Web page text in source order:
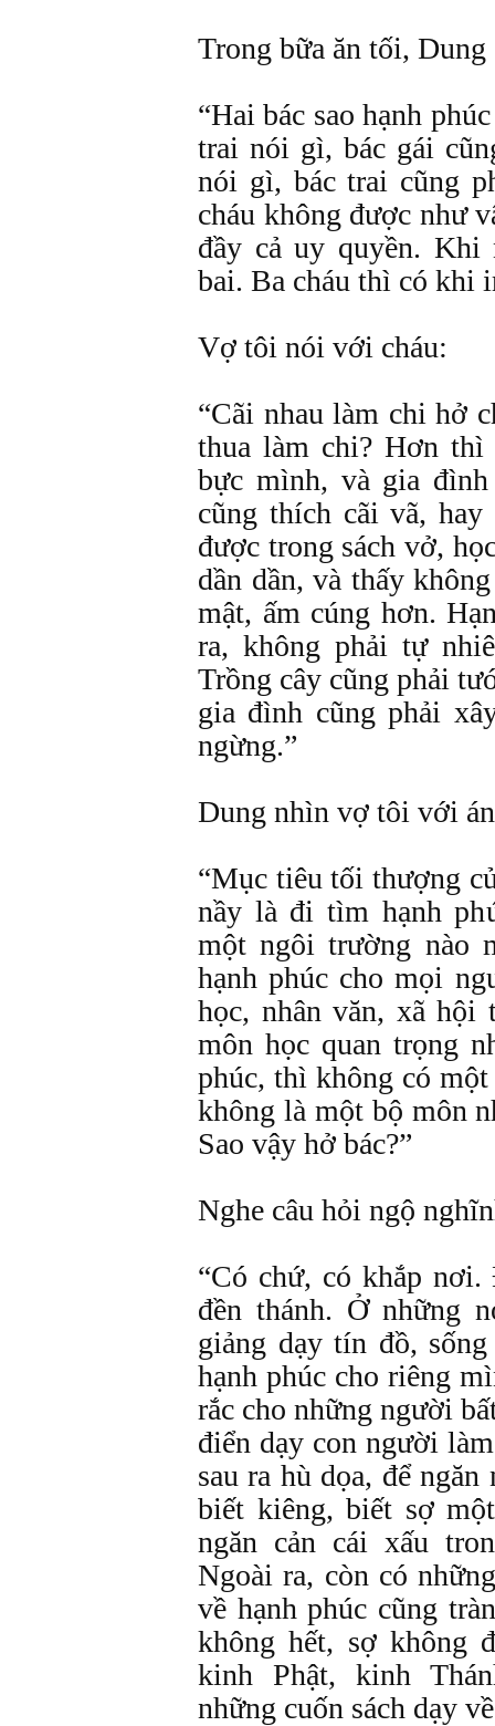
Trong bữa ăn tối, Dung
“Hai bác sao hạnh
trai nói gì, bác gái
nói gì, bác trai cũng
cháu không được như
đầy cả uy quyền. Khi
bai. Ba cháu thì có khi
Vợ tôi nói với cháu:
“Cãi nhau làm chi hở
thua làm chi? Hơn
bực mình, và gia
cũng thích cãi vã,
được trong sách vở,
dần dần, và thấy
mật, ấm cúng hơn.
ra, không phải tự
Trồng cây cũng phải
gia đình cũng phải
ngừng.”
Dung nhìn vợ tôi với
“Mục tiêu tối thượng
nầy là đi tìm hạnh
một ngôi trường nào
hạnh phúc cho mọi
học, nhân văn, xã hội
môn học quan trọng
phúc, thì không có
không là một bộ môn
Sao vậy hở bác?”
Nghe câu hỏi ngộ
“Có chứ, có khắp
đền thánh. Ở những
giảng dạy tín đồ,
hạnh phúc cho riêng
rắc cho những người
điển dạy con người
sau ra hù dọa, để
biết kiêng, biết sợ
ngăn cản cái xấu
Ngoài ra, còn có
về hạnh phúc cũng
không hết, sợ không
kinh Phật, kinh
những cuốn sách dạy